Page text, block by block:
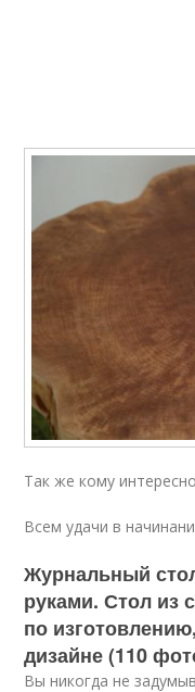
Так же кому
Всем удачи в
Журнальный
руками. Стол из
по
дизайне (110
Вы никогда не